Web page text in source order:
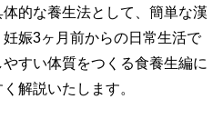
的な養生法として、簡単な漢
娠3ヶ月前からの日常生活で
すい体質をつくる食養生編に
解説いたします。